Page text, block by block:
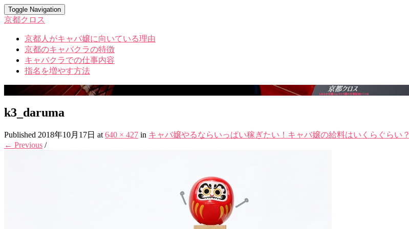
Toggle Navigation
京都クロス
京都人がキャバ嬢に向いている理由
京都のキャバクラの特徴
キャバクラでの仕事内容
指名を増やす方法
k3_daruma
Published 2018年10月17日 at 640 × 427 in キャバ嬢やるならいっぱい稼ぎたい！キャバ嬢の給料はいくらぐらい？
← Previous /